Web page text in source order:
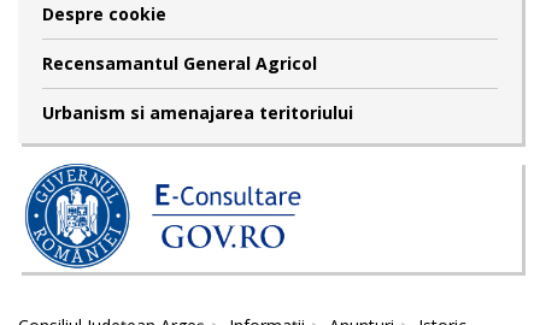
Despre cookie
Recensamantul General Agricol
Urbanism si amenajarea teritoriului